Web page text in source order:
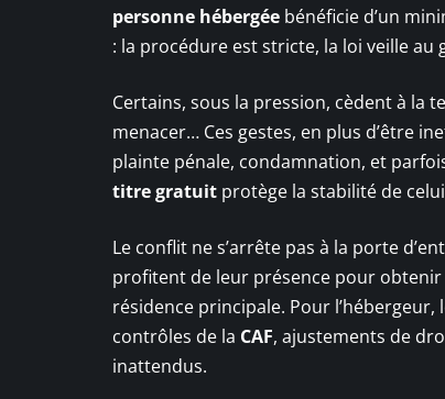
personne hébergée bénéficie d’un
: la procédure est stricte, la loi veille au
Certains, sous la pression, cèdent à la
menacer… Ces gestes, en plus d’être
plainte pénale, condamnation, et
titre gratuit protège la stabilité de
Le conflit ne s’arrête pas à la porte
profitent de leur présence pour obtenir
résidence principale. Pour
contrôles de la CAF, ajustements de
inattendus.